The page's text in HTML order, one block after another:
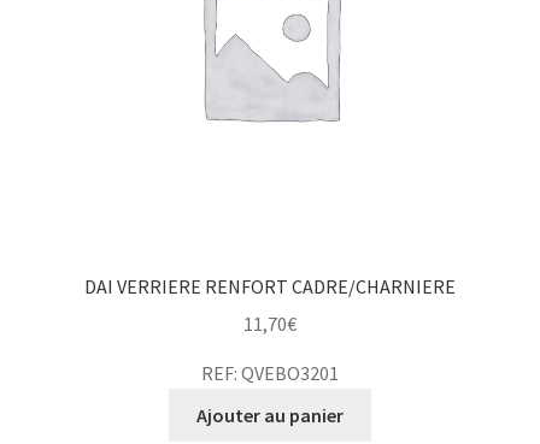
DAI VERRIERE RENFORT CADRE/CHARNIERE
11,70€
REF: QVEBO3201
Ajouter au panier